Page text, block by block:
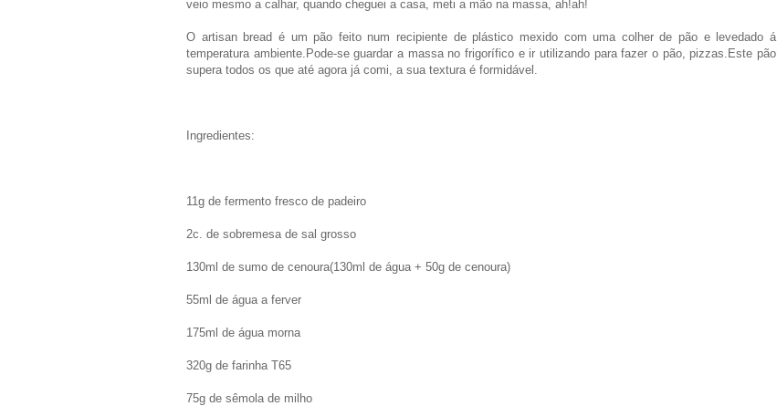
veio mesmo a calhar, quando cheguei a casa, meti a mão na massa, ah!ah!
O artisan bread é um pão feito num recipiente de plástico mexido com uma colher de pão e levedado á
temperatura ambiente.Pode-se guardar a massa no frigorífico e ir utilizando para fazer o pão, pizzas.Este pão
supera todos os que até agora já comi, a sua textura é formidável.
Ingredientes:
11g de fermento fresco de padeiro
2c. de sobremesa de sal grosso
130ml de sumo de cenoura(130ml de água + 50g de cenoura)
55ml de água a ferver
175ml de água morna
320g de farinha T65
75g de sêmola de milho